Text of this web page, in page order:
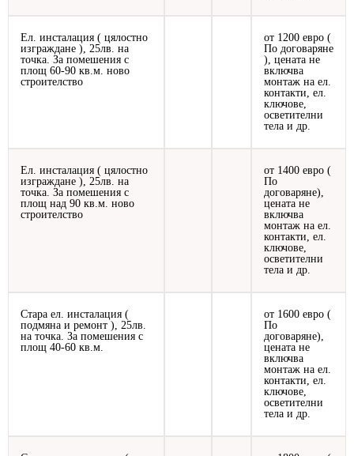
Ел. инсталация ( цялостно
изграждане ), 25лв. на
точка. За помешения с
площ 60-90 кв.м. ново
строителство
от 1200 евро (
По договаряне
), цената не
включва
монтаж на ел.
контакти, ел.
ключове,
осветителни
тела и др.
Ел. инсталация ( цялостно
изграждане ), 25лв. на
точка. За помешения с
площ над 90 кв.м. ново
строителство
от 1400 евро (
По
договаряне),
цената не
включва
монтаж на ел.
контакти, ел.
ключове,
осветителни
тела и др.
Стара ел. инсталация (
подмяна и ремонт ), 25лв.
на точка. За помешения с
площ 40-60 кв.м.
от 1600 евро (
По
договаряне),
цената не
включва
монтаж на ел.
контакти, ел.
ключове,
осветителни
тела и др.